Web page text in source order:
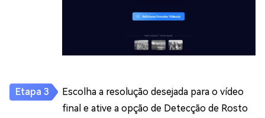
Escolha a resolução desejada para o vídeo
final e ative a opção de Detecção de Rosto